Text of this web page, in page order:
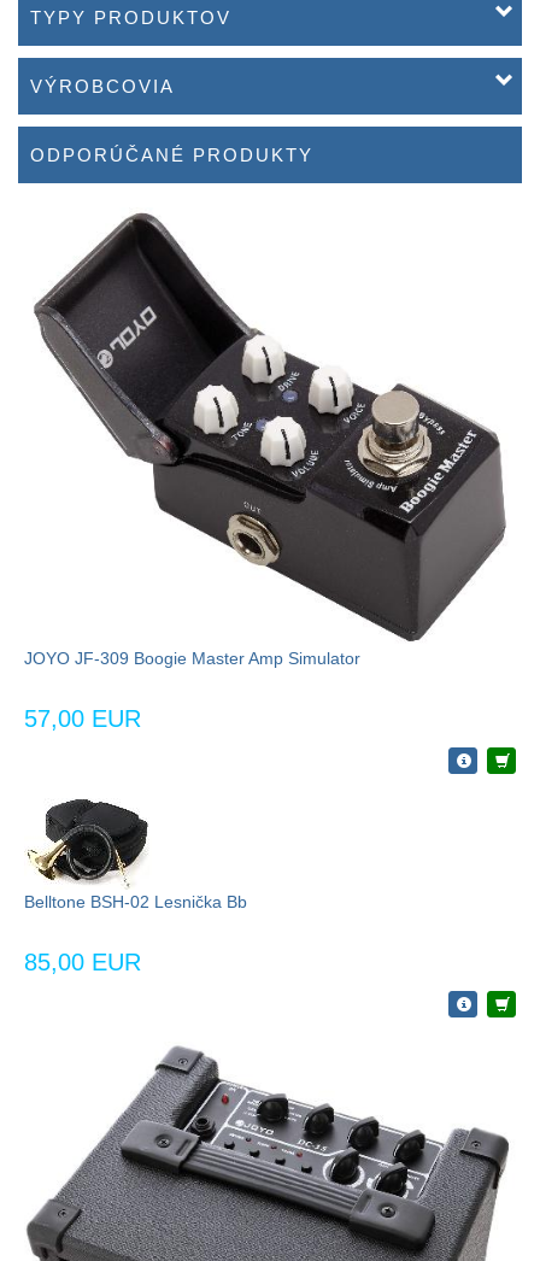
TYPY PRODUKTOV
VÝROBCOVIA
ODPORÚČANÉ PRODUKTY
JOYO JF-309 Boogie Master Amp Simulator
57,00 EUR
Belltone BSH-02 Lesnička Bb
85,00 EUR